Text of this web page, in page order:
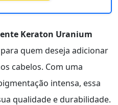
Keraton Uranium
quem deseja adicionar
cabelos. Com uma
intensa, essa
qualidade e durabilidade.